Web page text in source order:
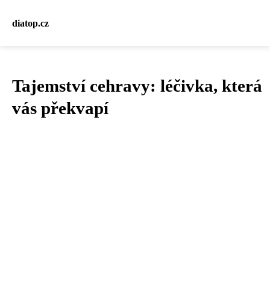
diatop.cz
Tajemství cehravy: léčivka, která
vás překvapí